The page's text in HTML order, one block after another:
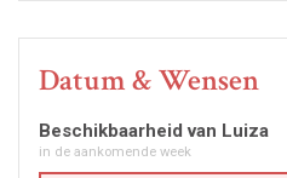
Datum & Wensen
Beschikbaarheid van Luiza
in de aankomende week